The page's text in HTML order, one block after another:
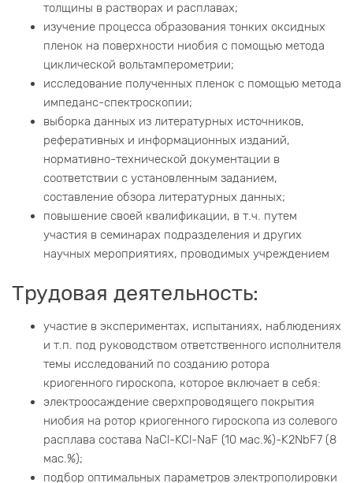
толщины в растворах и расплавах;
изучение процесса образования тонких оксидных
пленок на поверхности ниобия с помощью метода
циклической вольтамперометрии;
исследование полученных пленок с помощью метода
импеданс-спектроскопии;
выборка данных из литературных источников,
реферативных и информационных изданий,
нормативно-технической документации в
соответствии с установленным заданием,
составление обзора литературных данных;
повышение своей квалификации, в т.ч. путем
участия в семинарах подразделения и других
научных мероприятиях, проводимых учреждением
Трудовая деятельность:
участие в экспериментах, испытаниях, наблюдениях
и т.п. под руководством ответственного исполнителя
темы исследований по созданию ротора
криогенного гироскопа, которое включает в себя:
электроосаждение сверхпроводящего покрытия
ниобия на ротор криогенного гироскопа из солевого
расплава состава NaCl-KCl-NaF (10 мас.%)-K2NbF7 (8
мас.%);
подбор оптимальных параметров электрополировки